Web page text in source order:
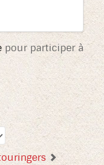
pour participer à